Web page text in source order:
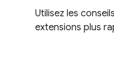
Utilisez les
extensions plus